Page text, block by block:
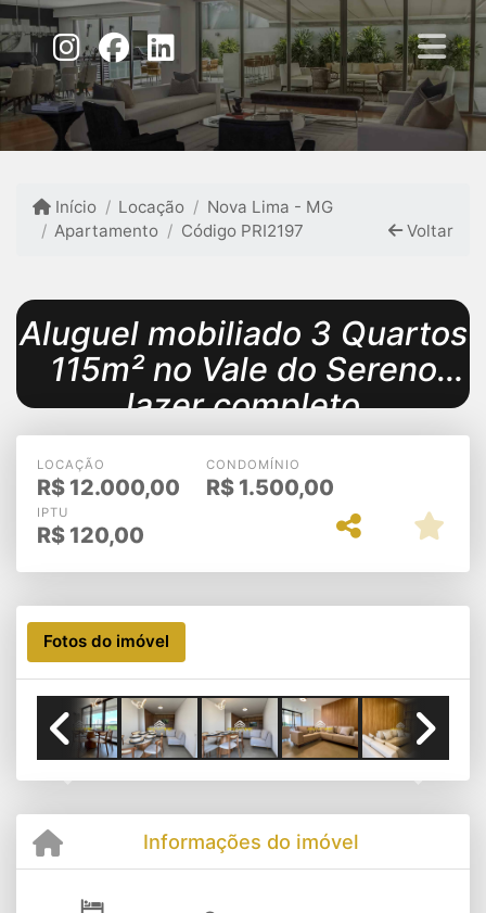
Início Locação
Nova Lima - MG
Apartamento
Código PRI2197 Voltar
Aluguel mobiliado 3 Quartos
115m² no Vale do Sereno
lazer completo
LOCAÇÃO
R$ 12.000,00
CONDOMÍNIO
R$ 1.500,00
IPTU
R$ 120,00
Fotos do imóvel
Informações do imóvel